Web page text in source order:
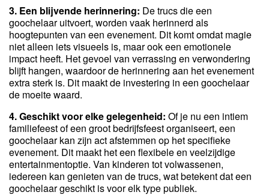
3. Een blijvende herinnering: De trucs die een
goochelaar uitvoert, worden vaak herinnerd als
hoogtepunten van een evenement. Dit komt omdat magie
niet alleen iets visueels is, maar ook een emotionele
impact heeft. Het gevoel van verrassing en verwondering
blijft hangen, waardoor de herinnering aan het evenement
extra sterk is. Dit maakt de investering in een goochelaar
de moeite waard.
4. Geschikt voor elke gelegenheid: Of je nu een intiem
familiefeest of een groot bedrijfsfeest organiseert, een
goochelaar kan zijn act afstemmen op het specifieke
evenement. Dit maakt het een flexibele en veelzijdige
entertainmentoptie. Van kinderen tot volwassenen,
iedereen kan genieten van de trucs, wat betekent dat een
goochelaar geschikt is voor elk type publiek.